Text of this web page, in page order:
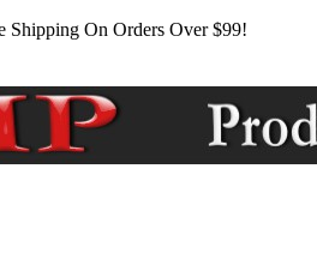
Shipping On Orders Over $99!